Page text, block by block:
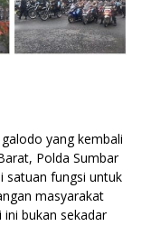
yang kembali
Polda Sumbar
satuan fungsi untuk
masyarakat
bukan sekadar